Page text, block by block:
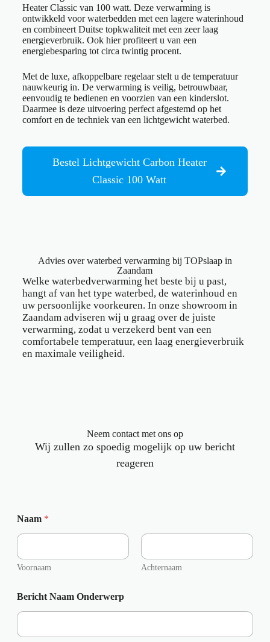
Heater Classic van 100 watt. Deze verwarming is
ontwikkeld voor waterbedden met een lagere waterinhoud
en combineert Duitse topkwaliteit met een zeer laag
energieverbruik. Ook hier profiteert u van een
energiebesparing tot circa twintig procent.
Met de luxe, afkoppelbare regelaar stelt u de temperatuur
nauwkeurig in. De verwarming is veilig, betrouwbaar,
eenvoudig te bedienen en voorzien van een kinderslot.
Daarmee is deze uitvoering perfect afgestemd op het
comfort en de techniek van een lichtgewicht waterbed.
Bestel Lichtgewicht Carbon Heater
Classic 100 Watt
Advies over waterbed verwarming bij TOPslaap in
Zaandam
Welke waterbedverwarming het beste bij u past,
hangt af van het type waterbed, de waterinhoud en
uw persoonlijke voorkeuren. In onze showroom in
Zaandam adviseren wij u graag over de juiste
verwarming, zodat u verzekerd bent van een
comfortabele temperatuur, een laag energieverbruik
en maximale veiligheid.
Neem contact met ons op
Wij zullen zo spoedig mogelijk op uw bericht
reageren
Naam *
Voornaam Achternaam
Bericht Naam Onderwerp